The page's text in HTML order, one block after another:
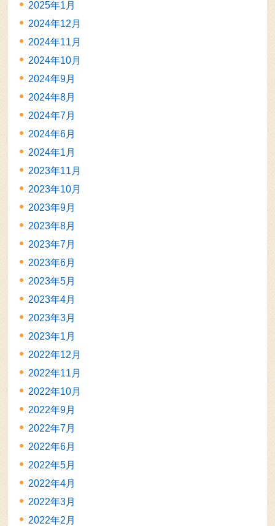
2025年1月
2024年12月
2024年11月
2024年10月
2024年9月
2024年8月
2024年7月
2024年6月
2024年1月
2023年11月
2023年10月
2023年9月
2023年8月
2023年7月
2023年6月
2023年5月
2023年4月
2023年3月
2023年1月
2022年12月
2022年11月
2022年10月
2022年9月
2022年7月
2022年6月
2022年5月
2022年4月
2022年3月
2022年2月